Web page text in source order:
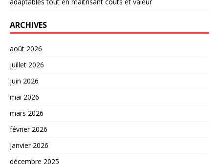
ARCHIVES
août 2026
juillet 2026
juin 2026
mai 2026
mars 2026
février 2026
janvier 2026
décembre 2025